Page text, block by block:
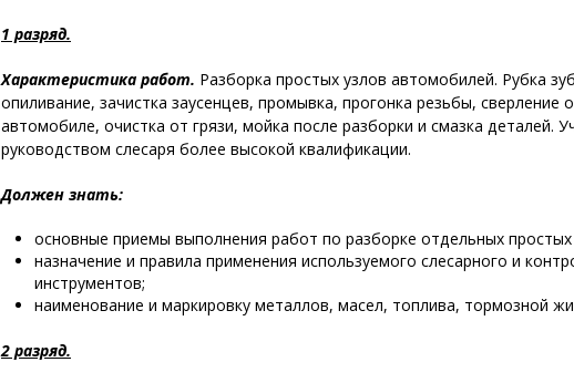
1 разряд.
Характеристика работ. Разборка простых узлов автомобилей. Рубка
опиливание, зачистка заусенцев, промывка, прогонка резьбы, сверление
автомобиле, очистка от грязи, мойка после разборки и смазка деталей.
руководством слесаря более высокой квалификации.
Должен знать:
основные приемы выполнения работ по разборке отдельных простых
назначение и правила применения используемого слесарного и
инструментов;
наименование и маркировку металлов, масел, топлива, тормозной
2 разряд.